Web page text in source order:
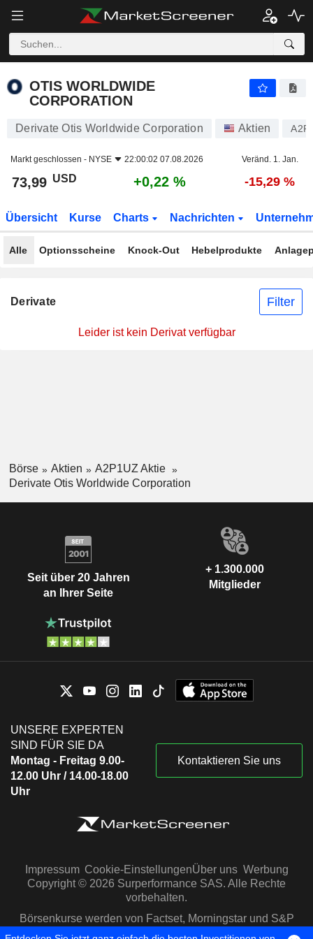
OTIS WORLDWIDE
CORPORATION
Derivate Otis Worldwide Corporation Aktien
Markt geschlossen - NYSE 22:00:02 07.08.2026 Veränd. 1. Jan.
73,99 USD +0,22 % -15,29 %
Übersicht Kurse Charts Nachrichten
Alle Optionsscheine Knock-Out Hebelprodukte
Derivate Filter
Leider ist kein Derivat verfügbar
Börse Aktien
A2P1UZ Aktie
Derivate Otis Worldwide Corporation
Seit über 20 Jahren
an Ihrer Seite
+ 1.300.000
Mitglieder
UNSERE EXPERTEN
SIND FÜR SIE DA
Montag - Freitag 9.00-
12.00 Uhr / 14.00-18.00
Uhr
Kontaktieren Sie uns
Impressum Cookie-EinstellungenÜber uns Werbung
Copyright © 2026 Surperformance SAS. Alle Rechte
vorbehalten.
Börsenkurse werden von Factset, Morningstar und S&P
Capital IQ zur Verfügung gestellt